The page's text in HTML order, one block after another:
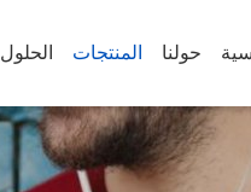
حولنا المنتجات الحلول